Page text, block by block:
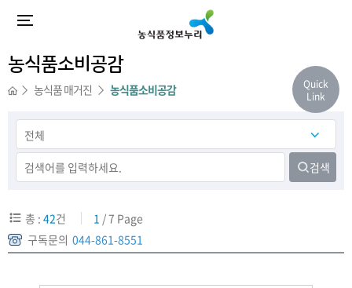
농식품소비공감
농식품 매거진 농식품소비공감
검색
총 : 42건 1 / 7 Page
구독문의 044-861-8551
Quick
Link